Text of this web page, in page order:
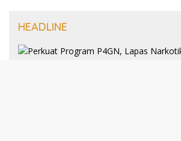
HEADLINE